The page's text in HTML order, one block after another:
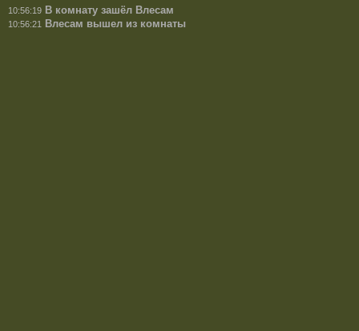
10:56:19 В комнату зашёл Влесам
10:56:21 Влесам вышел из комнаты